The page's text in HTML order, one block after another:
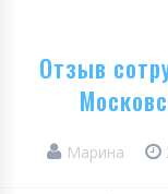
Отзыв
Марина